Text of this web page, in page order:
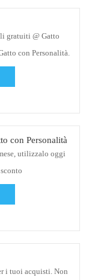
gratuiti @ Gatto
con Personalità.
con Personalità
utilizzalo oggi
i tuoi acquisti. Non